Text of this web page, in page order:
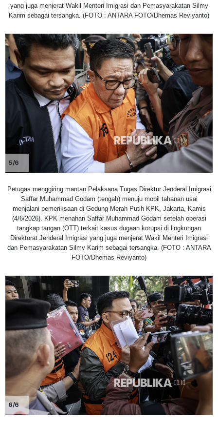
yang juga menjerat Wakil Menteri Imigrasi dan Pemasyarakatan Silmy
Karim sebagai tersangka. (FOTO : ANTARA FOTO/Dhemas Reviyanto)
5/6
Petugas menggiring mantan Pelaksana Tugas Direktur Jenderal Imigrasi
Saffar Muhammad Godam (tengah) menuju mobil tahanan usai
menjalani pemeriksaan di Gedung Merah Putih KPK, Jakarta, Kamis
(4/6/2026). KPK menahan Saffar Muhammad Godam setelah operasi
tangkap tangan (OTT) terkait kasus dugaan korupsi di lingkungan
Direktorat Jenderal Imigrasi yang juga menjerat Wakil Menteri Imigrasi
dan Pemasyarakatan Silmy Karim sebagai tersangka. (FOTO : ANTARA
FOTO/Dhemas Reviyanto)
6/6